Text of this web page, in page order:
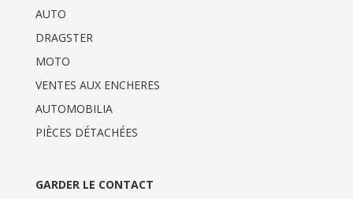
AUTO
DRAGSTER
MOTO
VENTES AUX ENCHERES
AUTOMOBILIA
PIÈCES DÉTACHÉES
GARDER LE CONTACT